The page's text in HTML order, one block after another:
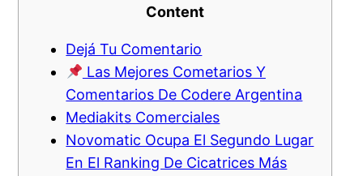
Content
Dejá Tu Comentario
Las Mejores Cometarios Y
Comentarios De Codere Argentina
Mediakits Comerciales
Novomatic Ocupa El Segundo Lugar
En El Ranking De Cicatrices Más